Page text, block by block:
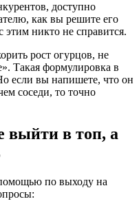
доступно
как вы решите его
этим никто не справится.
рост огурцов, не
Такая формулировка в
если вы напишете, что он
соседи, то точно
в топ, а
по выходу на